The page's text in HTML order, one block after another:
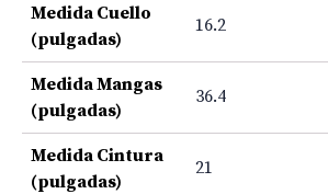
Medida Cuello
(pulgadas)
16.2
Medida Mangas
(pulgadas)
36.4
Medida Cintura
(pulgadas)
21